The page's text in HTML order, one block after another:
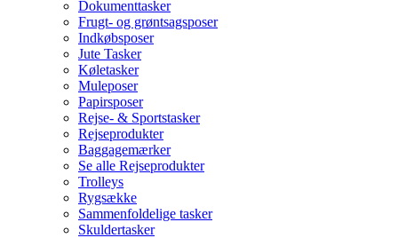
Dokumenttasker
Frugt- og grøntsagsposer
Indkøbsposer
Jute Tasker
Køletasker
Muleposer
Papirsposer
Rejse- & Sportstasker
Rejseprodukter
Baggagemærker
Se alle Rejseprodukter
Trolleys
Rygsække
Sammenfoldelige tasker
Skuldertasker